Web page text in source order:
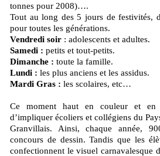
tonnes pour 2008)….
Tout au long des 5 jours de festivités,
pour toutes les générations.
Vendredi soir : adolescents et adultes.
Samedi : petits et tout-petits.
Dimanche : toute la famille.
Lundi : les plus anciens et les assidus.
Mardi Gras : les scolaires, etc…
Ce moment haut en couleur et en
d’impliquer écoliers et collégiens du
Granvillais. Ainsi, chaque année,
concours de dessin. Tandis que les
confectionnent le visuel carnavalesque